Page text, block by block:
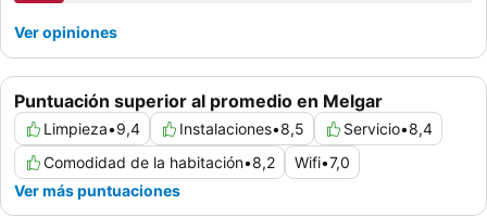
Puntuación superior al promedio en Melgar
Limpieza•9,4 Instalaciones•8,5 Servicio•8,4
Comodidad de la habitación•8,2 Wifi•7,0
Ver más puntuaciones
Ver opiniones